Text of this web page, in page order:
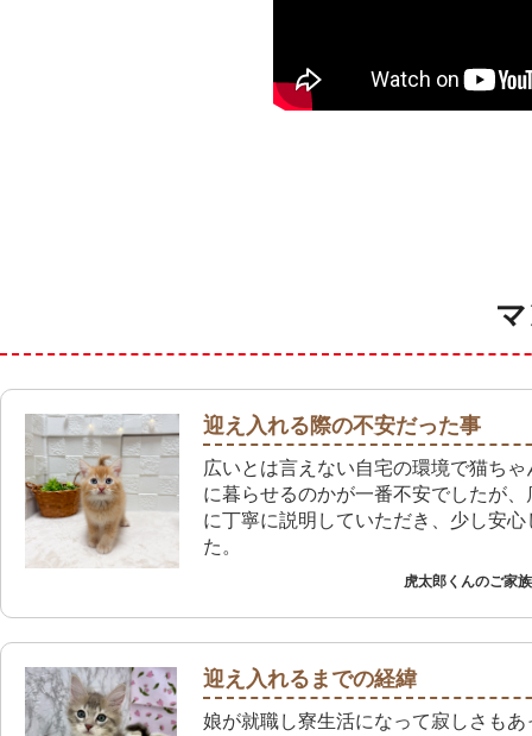
迎え入れる際の不安だった事
広いとは言えない自宅の環境で猫ちゃ
に暮らせるのかが一番不安でしたが、
に丁寧に説明していただき、少し安心
た。
虎太郎くんのご家
迎え入れるまでの経緯
娘が就職し寮生活になって寂しさもあ